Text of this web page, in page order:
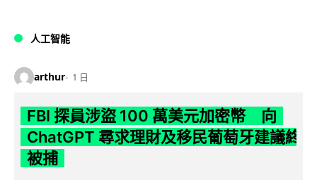
人工智能
arthur 1 日
FBI 探員涉盜 100 萬美元加密幣 向
ChatGPT 尋求理財及移民葡萄牙建議終
被捕